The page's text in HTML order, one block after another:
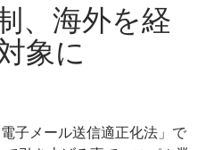
、海外を経
象に
子メール送信適正化法」で